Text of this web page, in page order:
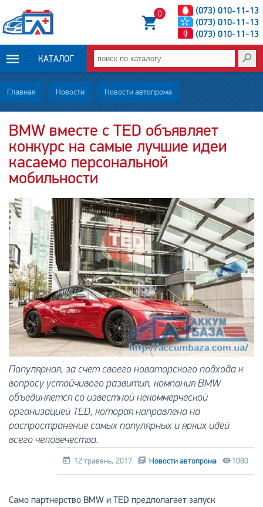
(073) 010-11-13
(073) 010-11-13
(073) 010-11-13
0
КАТАЛОГ
ОПЛАТА И
ДОСТАВКА
НОВОСТИ
СТАТЬИ
О НАС
КОНТАКТЫ
Главная Новости Новости автопрома
BMW вместе с TED объявляет
конкурс на самые лучшие идеи
касаемо персональной
мобильности
Популярная, за счет своего новаторского подхода к
вопросу устойчивого развития, компания BMW
объединяется со известной некоммерческой
организацией TED, которая направлена на
распространение самых популярных и ярких идей
всего человечества.
12 травень, 2017 Новости автопрома 1080
Само партнерство BMW и TED предполагает запуск